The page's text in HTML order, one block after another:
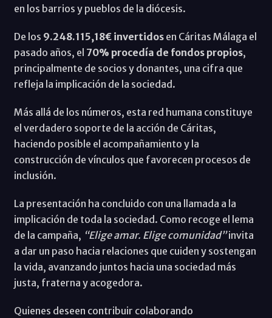
en los barrios y pueblos de la diócesis.
De los 9.248.115,18€ invertidosen Cáritas Málaga el
pasado años, el 70% procedía de fondos propios,
principalmente de socios y donantes, una cifra que
refleja la implicación de la sociedad.
Más allá de los números, esta red humana constituye
el verdadero soporte de la acción de Cáritas,
haciendo posible el acompañamiento y la
construcción de vínculos que favorecen procesos de
inclusión.
La presentación ha concluido con una llamada a la
implicación de toda la sociedad. Como recoge el lema
de la campaña, “Elige amar. Elige comunidad”invita
a dar un paso hacia relaciones que cuiden y sostengan
la vida, avanzando juntos hacia una sociedad más
justa, fraterna y acogedora.
Quienes deseen contribuir colaborando